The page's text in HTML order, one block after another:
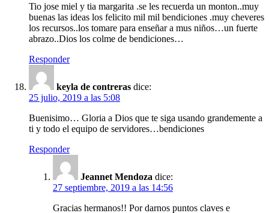
Tio jose miel y tia margarita .se les recuerda un monton..muy
buenas las ideas los felicito mil mil bendiciones .muy cheveres
los recursos..los tomare para enseñar a mus niños…un fuerte
abrazo..Dios los colme de bendiciones…
Responder
keyla de contreras dice:
25 julio, 2019 a las 5:08
Buenisimo… Gloria a Dios que te siga usando grandemente a
ti y todo el equipo de servidores…bendiciones
Responder
Jeannet Mendoza dice:
27 septiembre, 2019 a las 14:56
Gracias hermanos!! Por darnos puntos claves e